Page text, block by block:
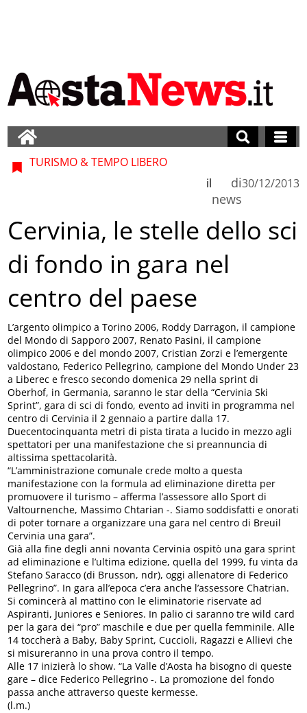
TURISMO & TEMPO LIBERO
di
news
il 30/12/2013
Cervinia, le stelle dello sci
di fondo in gara nel
centro del paese
L’argento olimpico a Torino 2006, Roddy Darragon, il campione
del Mondo di Sapporo 2007, Renato Pasini, il campione
olimpico 2006 e del mondo 2007, Cristian Zorzi e l’emergente
valdostano, Federico Pellegrino, campione del Mondo Under 23
a Liberec e fresco secondo domenica 29 nella sprint di
Oberhof, in Germania, saranno le star della “Cervinia Ski
Sprint”, gara di sci di fondo, evento ad inviti in programma nel
centro di Cervinia il 2 gennaio a partire dalla 17.
Duecentocinquanta metri di pista tirata a lucido in mezzo agli
spettatori per una manifestazione che si preannuncia di
altissima spettacolarità.
“L’amministrazione comunale crede molto a questa
manifestazione con la formula ad eliminazione diretta per
promuovere il turismo – afferma l’assessore allo Sport di
Valtournenche, Massimo Chtarian -. Siamo soddisfatti e onorati
di poter tornare a organizzare una gara nel centro di Breuil
Cervinia una gara”.
Già alla fine degli anni novanta Cervinia ospitò una gara sprint
ad eliminazione e l’ultima edizione, quella del 1999, fu vinta da
Stefano Saracco (di Brusson, ndr), oggi allenatore di Federico
Pellegrino”. In gara all’epoca c’era anche l’assessore Chatrian.
Si comincerà al mattino con le eliminatorie riservate ad
Aspiranti, Juniores e Seniores. In palio ci saranno tre wild card
per la gara dei “pro” maschile e due per quella femminile. Alle
14 toccherà a Baby, Baby Sprint, Cuccioli, Ragazzi e Allievi che
si misureranno in una prova contro il tempo.
Alle 17 inizierà lo show. “La Valle d’Aosta ha bisogno di queste
gare – dice Federico Pellegrino -. La promozione del fondo
passa anche attraverso queste kermesse.
(l.m.)